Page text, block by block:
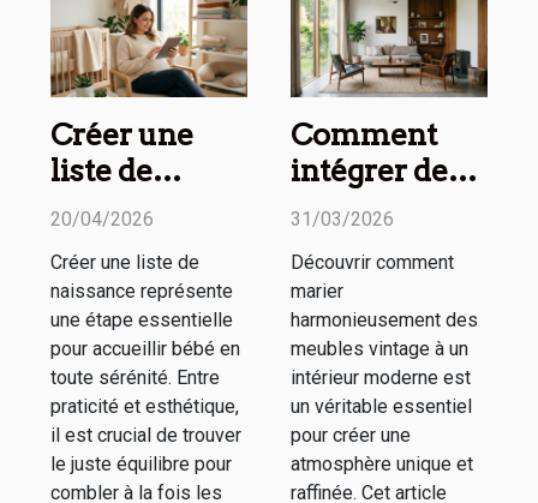
Créer une
liste de
naissance
esthétique :
nos conseils
20/04/2026
Créer une liste de
naissance représente
une étape essentielle
pour accueillir bébé en
toute sérénité. Entre
praticité et esthétique,
il est crucial de trouver
le juste équilibre pour
combler à la fois les
Comment
intégrer des
meubles
un espace
moderne ?
31/03/2026
Découvrir comment
marier
harmonieusement des
meubles vintage à un
intérieur moderne est
un véritable essentiel
pour créer une
atmosphère unique et
raffinée. Cet article